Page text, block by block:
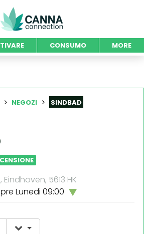
CONSUMO MORE
NEGOZI SINDBAD
5613 HK
Lunedi 09:00